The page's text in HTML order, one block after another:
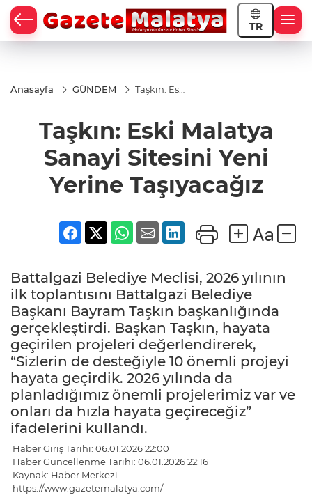
TR
Anasayfa GÜNDEM
Taşkın: Eski
Sitesini
Yeni Yerine
Taşkın: Eski Malatya
Sanayi Sitesini Yeni
Yerine Taşıyacağız
Battalgazi Belediye Meclisi, 2026 yılının
ilk toplantısını Battalgazi Belediye
Başkanı Bayram Taşkın başkanlığında
gerçekleştirdi. Başkan Taşkın, hayata
geçirilen projeleri değerlendirerek,
“Sizlerin de desteğiyle 10 önemli projeyi
hayata geçirdik. 2026 yılında da
planladığımız önemli projelerimiz var ve
onları da hızla hayata geçireceğiz”
ifadelerini kullandı.
Haber Giriş Tarihi: 06.01.2026 22:00
Haber Güncellenme Tarihi: 06.01.2026 22:16
Kaynak: Haber Merkezi
https://www.gazetemalatya.com/